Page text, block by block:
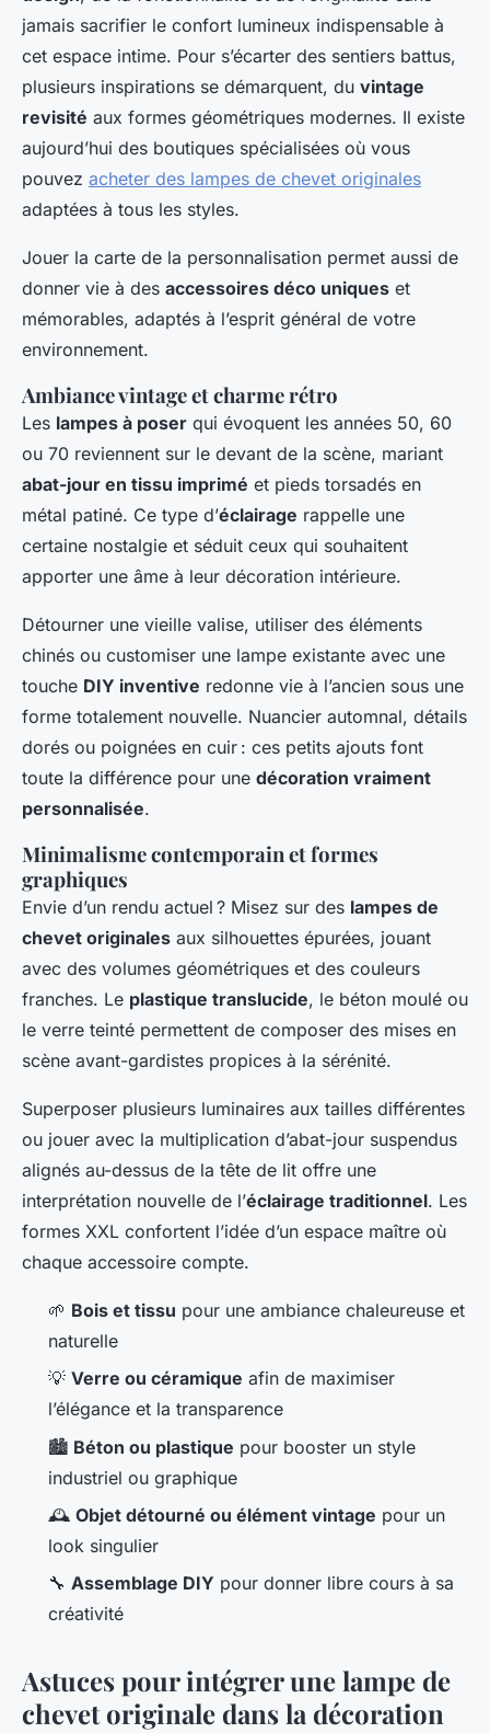
jamais sacrifier le confort lumineux indispensable à
cet espace intime. Pour s’écarter des sentiers battus,
plusieurs inspirations se démarquent, du vintage
revisité aux formes géométriques modernes. Il existe
aujourd’hui des boutiques spécialisées où vous
pouvez acheter des lampes de chevet originales
adaptées à tous les styles.
Jouer la carte de la personnalisation permet aussi de
donner vie à des accessoires déco uniques et
mémorables, adaptés à l’esprit général de votre
environnement.
Ambiance vintage et charme rétro
Les lampes à poser qui évoquent les années 50, 60
ou 70 reviennent sur le devant de la scène, mariant
abat-jour en tissu imprimé et pieds torsadés en
métal patiné. Ce type d’éclairage rappelle une
certaine nostalgie et séduit ceux qui souhaitent
apporter une âme à leur décoration intérieure.
Détourner une vieille valise, utiliser des éléments
chinés ou customiser une lampe existante avec une
touche DIY inventive redonne vie à l’ancien sous une
forme totalement nouvelle. Nuancier automnal, détails
dorés ou poignées en cuir : ces petits ajouts font
toute la différence pour une décoration vraiment
personnalisée.
Minimalisme contemporain et formes
graphiques
Envie d’un rendu actuel ? Misez sur des lampes de
chevet originales aux silhouettes épurées, jouant
avec des volumes géométriques et des couleurs
franches. Le plastique translucide, le béton moulé ou
le verre teinté permettent de composer des mises en
scène avant-gardistes propices à la sérénité.
Superposer plusieurs luminaires aux tailles différentes
ou jouer avec la multiplication d’abat-jour suspendus
alignés au-dessus de la tête de lit offre une
interprétation nouvelle de l’éclairage traditionnel. Les
formes XXL confortent l’idée d’un espace maître où
chaque accessoire compte.
🌱 Bois et tissu pour une ambiance chaleureuse et
naturelle
💡 Verre ou céramique afin de maximiser
l’élégance et la transparence
🏙️ Béton ou plastique pour booster un style
industriel ou graphique
🕰️ Objet détourné ou élément vintage pour un
look singulier
🔧 Assemblage DIY pour donner libre cours à sa
créativité
Astuces pour intégrer une lampe de
chevet originale dans la décoration